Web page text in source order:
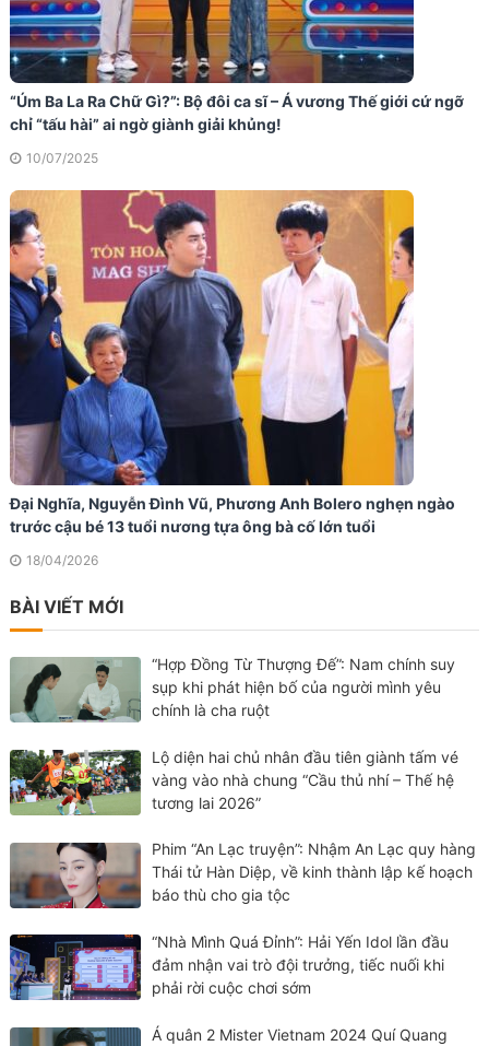
“Úm Ba La Ra Chữ Gì?”: Bộ đôi ca sĩ – Á vương Thế giới cứ ngỡ
chỉ “tấu hài” ai ngờ giành giải khủng!
10/07/2025
Đại Nghĩa, Nguyễn Đình Vũ, Phương Anh Bolero nghẹn ngào
trước cậu bé 13 tuổi nương tựa ông bà cố lớn tuổi
18/04/2026
BÀI VIẾT MỚI
“Hợp Đồng Từ Thượng Đế”: Nam chính suy
sụp khi phát hiện bố của người mình yêu
chính là cha ruột
Lộ diện hai chủ nhân đầu tiên giành tấm vé
vàng vào nhà chung “Cầu thủ nhí – Thế hệ
tương lai 2026”
Phim “An Lạc truyện”: Nhậm An Lạc quy hàng
Thái tử Hàn Diệp, về kinh thành lập kế hoạch
báo thù cho gia tộc
“Nhà Mình Quá Đỉnh”: Hải Yến Idol lần đầu
đảm nhận vai trò đội trưởng, tiếc nuối khi
phải rời cuộc chơi sớm
Á quân 2 Mister Vietnam 2024 Quí Quang